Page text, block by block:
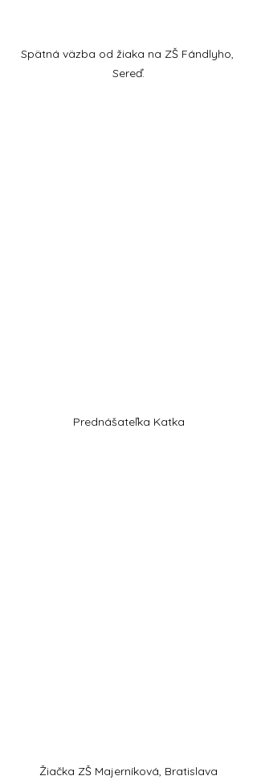
Spätná väzba od žiaka na ZŠ Fándlyho,
Sereď.
Prednášateľka Katka
Žiačka ZŠ Majerníková, Bratislava